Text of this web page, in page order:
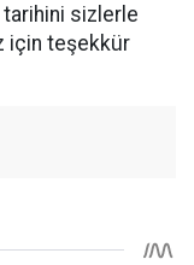
tarihini sizlerle
için teşekkür